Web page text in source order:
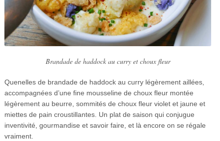
Brandade de haddock au curry et choux fleur
Quenelles de brandade de haddock au curry légèrement aillées,
accompagnées d’une fine mousseline de choux fleur montée
légèrement au beurre, sommités de choux fleur violet et jaune et
miettes de pain croustillantes. Un plat de saison qui conjugue
inventivité, gourmandise et savoir faire, et là encore on se régale
vraiment.